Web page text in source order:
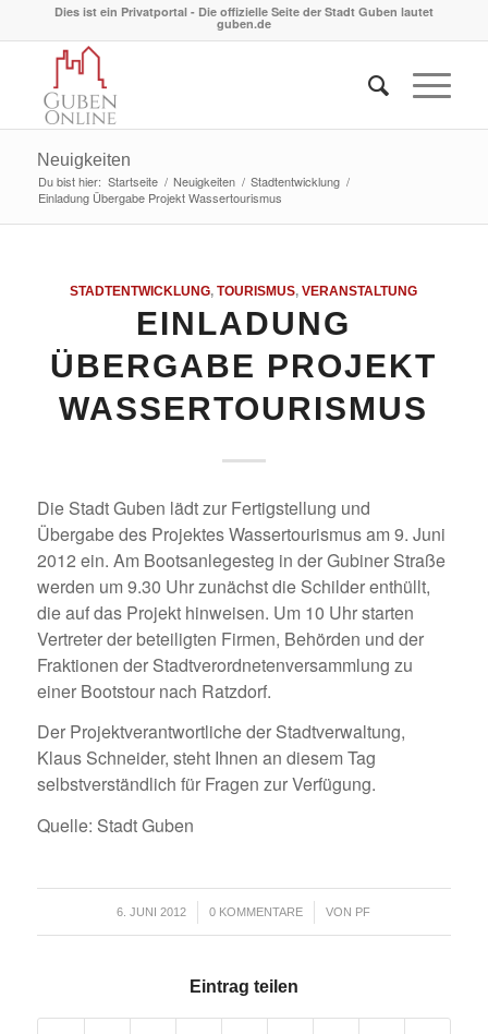
Dies ist ein Privatportal - Die offizielle Seite der Stadt Guben lautet
guben.de
Neuigkeiten
Du bist hier: Startseite / Neuigkeiten / Stadtentwicklung /
Einladung Übergabe Projekt Wassertourismus
STADTENTWICKLUNG,TOURISMUS,VERANSTALTUNG
EINLADUNG
ÜBERGABE PROJEKT
WASSERTOURISMUS
Die Stadt Guben lädt zur Fertigstellung und
Übergabe des Projektes Wassertourismus am 9. Juni
2012 ein. Am Bootsanlegesteg in der Gubiner Straße
werden um 9.30 Uhr zunächst die Schilder enthüllt,
die auf das Projekt hinweisen. Um 10 Uhr starten
Vertreter der beteiligten Firmen, Behörden und der
Fraktionen der Stadtverordnetenversammlung zu
einer Bootstour nach Ratzdorf.
Der Projektverantwortliche der Stadtverwaltung,
Klaus Schneider, steht Ihnen an diesem Tag
selbstverständlich für Fragen zur Verfügung.
Quelle: Stadt Guben
6. JUNI 2012
/ 0 KOMMENTARE
/ VON PF
Eintrag teilen